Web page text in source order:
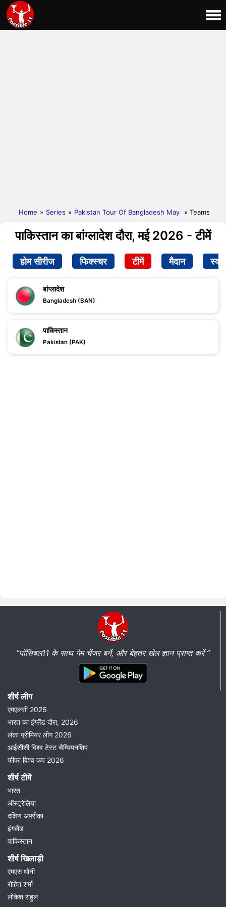
Home » Series » Pakistan Tour Of Bangladesh May » Teams
पाकिस्तान का बांग्लादेश दौरा, मई 2026 - टीमें
होम सीरीज फिक्स्चर टीमें मैदान
बांग्लादेश
Bangladesh (BAN)
पाकिस्तान
Pakistan (PAK)
“पॉसिबल11 के साथ गेम चेंजर बनें, और बेहतर खेल ज्ञान प्राप्त करें ”
शीर्ष लीग
एमएलसी 2026
भारत का इंग्लैंड दौरा, 2026
लंका प्रीमियर लीग 2026
आईसीसी विश्व टेस्ट चैम्पियनशिप
फीफा विश्व कप 2026
शीर्ष टीमें
भारत
ऑस्ट्रेलिया
दक्षिण अफ़्रीका
इंगलैंड
पाकिस्तान
शीर्ष खिलाड़ी
एमएस धोनी
रोहित शर्मा
लोकेश राहुल